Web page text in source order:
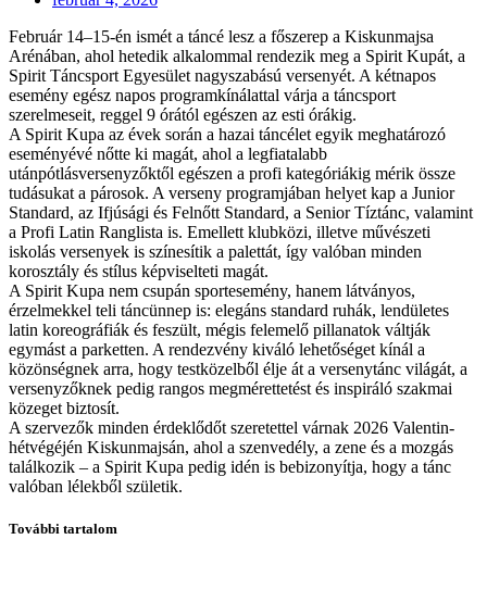
Február 14–15-én ismét a táncé lesz a főszerep a Kiskunmajsa
Arénában, ahol hetedik alkalommal rendezik meg a Spirit Kupát, a
Spirit Táncsport Egyesület nagyszabású versenyét. A kétnapos
esemény egész napos programkínálattal várja a táncsport
szerelmeseit, reggel 9 órától egészen az esti órákig.
A Spirit Kupa az évek során a hazai táncélet egyik meghatározó
eseményévé nőtte ki magát, ahol a legfiatalabb
utánpótlásversenyzőktől egészen a profi kategóriákig mérik össze
tudásukat a párosok. A verseny programjában helyet kap a Junior
Standard, az Ifjúsági és Felnőtt Standard, a Senior Tíztánc, valamint
a Profi Latin Ranglista is. Emellett klubközi, illetve művészeti
iskolás versenyek is színesítik a palettát, így valóban minden
korosztály és stílus képviselteti magát.
A Spirit Kupa nem csupán sportesemény, hanem látványos,
érzelmekkel teli táncünnep is: elegáns standard ruhák, lendületes
latin koreográfiák és feszült, mégis felemelő pillanatok váltják
egymást a parketten. A rendezvény kiváló lehetőséget kínál a
közönségnek arra, hogy testközelből élje át a versenytánc világát, a
versenyzőknek pedig rangos megmérettetést és inspiráló szakmai
közeget biztosít.
A szervezők minden érdeklődőt szeretettel várnak 2026 Valentin-
hétvégéjén Kiskunmajsán, ahol a szenvedély, a zene és a mozgás
találkozik – a Spirit Kupa pedig idén is bebizonyítja, hogy a tánc
valóban lélekből születik.
További tartalom